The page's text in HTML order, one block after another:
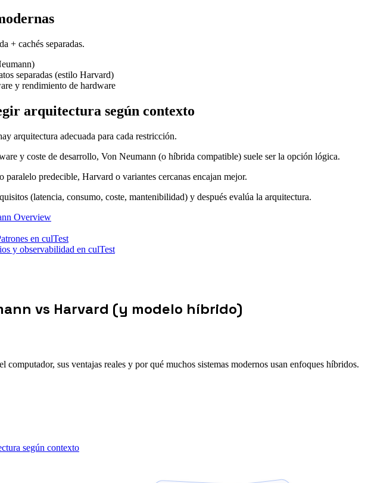
+ cachés separadas.
separadas (estilo Harvard)
y rendimiento de hardware
arquitectura según contexto
arquitectura adecuada para cada restricción.
y coste de desarrollo, Von Neumann (o híbrida compatible) suele ser la opción lógica.
paralelo predecible, Harvard o variantes cercanas encajan mejor.
(latencia, consumo, coste, mantenibilidad) y después evalúa la arquitectura.
Overview
en culTest
y observabilidad en culTest
vs Harvard (y modelo híbrido)
computador, sus ventajas reales y por qué muchos sistemas modernos usan enfoques híbridos.
según contexto